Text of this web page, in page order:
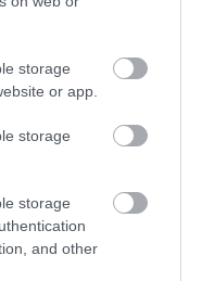
storage
or app.
storage
storage
and other
στην επέμβαση